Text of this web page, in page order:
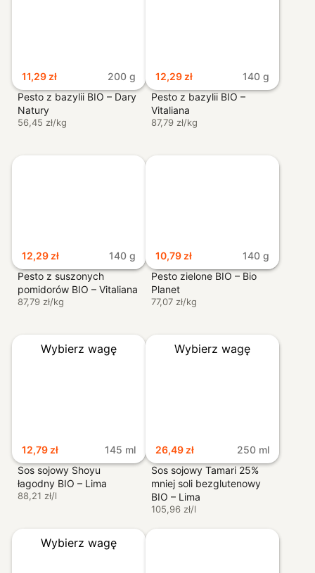
Nowy rewolucyjny sposób logowania
kod QR
aplikacją
zalogowany.
Tak po
prostu.
www.open-app.com
Login via
OpenApp
11,29 zł
200 g
Pesto z bazylii BIO – Dary
Natury
56,45 zł/kg
12,29 zł
140 g
Pesto z bazylii BIO –
Vitaliana
87,79 zł/kg
12,29 zł
140 g
Pesto z suszonych
pomidorów BIO – Vitaliana
87,79 zł/kg
10,79 zł
140 g
Pesto zielone BIO – Bio
Planet
77,07 zł/kg
Wybierz wagę
12,79 zł
145 ml
Sos sojowy Shoyu
łagodny BIO – Lima
88,21 zł/l
Wybierz wagę
26,49 zł
250 ml
Sos sojowy Tamari 25%
mniej soli bezglutenowy
BIO – Lima
105,96 zł/l
Wybierz wagę